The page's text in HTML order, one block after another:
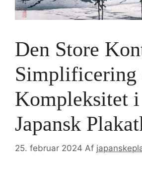
Den Store
Simplificering
Kompleksitet i
Japansk
25. februar 2024 Af